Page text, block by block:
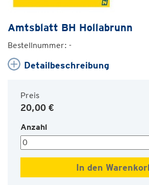
Amtsblatt BH Hollabrunn
Bestellnummer: -
Detailbeschreibung
Preis
20,00 €
Anzahl